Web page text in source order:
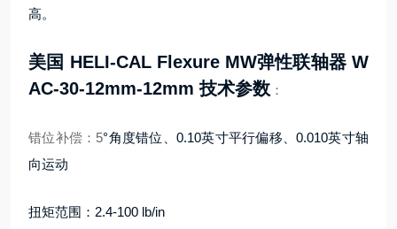
高。
美国 HELI-CAL Flexure MW弹性联轴器 W
AC-30-12mm-12mm 技术参数 ：
错位补偿：5°角度错位、0.10英寸平行偏移、0.010英寸轴
向运动
扭矩范围：2.4-100 lb/in